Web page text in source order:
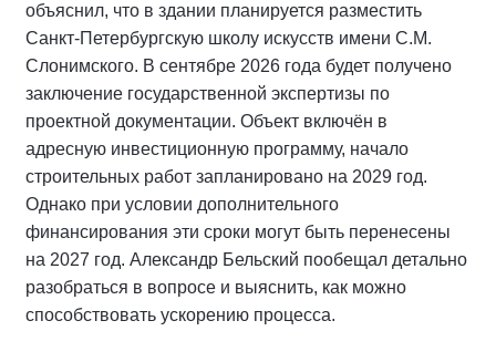
объяснил, что в здании планируется разместить
Санкт-Петербургскую школу искусств имени С.М.
Слонимского. В сентябре 2026 года будет получено
заключение государственной экспертизы по
проектной документации. Объект включён в
адресную инвестиционную программу, начало
строительных работ запланировано на 2029 год.
Однако при условии дополнительного
финансирования эти сроки могут быть перенесены
на 2027 год. Александр Бельский пообещал детально
разобраться в вопросе и выяснить, как можно
способствовать ускорению процесса.